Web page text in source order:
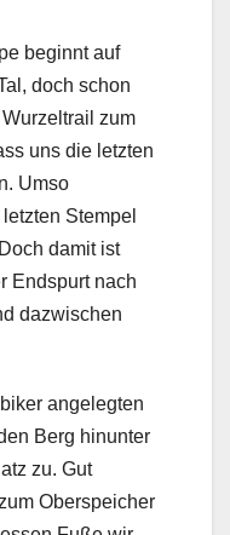
beginnt auf
doch schon
zum
uns die letzten
Umso
Stempel
damit ist
Endspurt nach
dazwischen
angelegten
Berg hinunter
zu. Gut
Oberspeicher